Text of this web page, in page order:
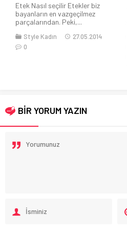
Etek Nasıl seçilir Etekler biz
bayanların en vazgeçilmez
parçalarından. Peki,...
Style Kadın
27.05.2014
0
BİR YORUM YAZIN